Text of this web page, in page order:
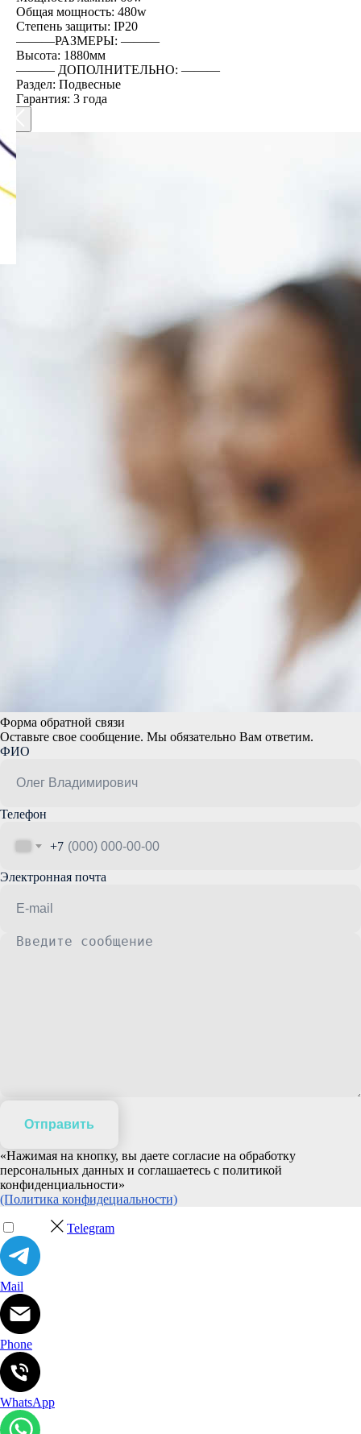
Общая мощность: 480w
Степень защиты: IP20
―――РАЗМЕРЫ: ―――
Высота: 1880мм
――― ДОПОЛНИТЕЛЬНО: ―――
Раздел: Подвесные
Гарантия: 3 года
Форма обратной связи
Оставьте свое сообщение. Мы обязательно Вам ответим.
ФИО
Телефон
+7
Электронная почта
Отправить
«Нажимая на кнопку, вы даете согласие на обработку
персональных данных и соглашаетесь c политикой
конфиденциальности»
(Политика конфидециальности)
Telegram
Mail
Phone
WhatsApp